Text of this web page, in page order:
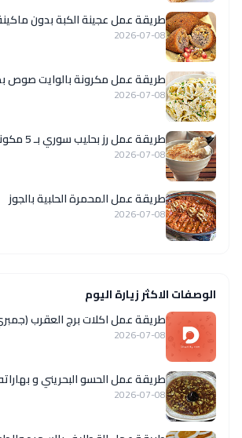
طريقة عمل عجينة الكبة بدون
2026-07-08
طريقة عمل مكرونة بالوايت صوص
2026-07-08
طريقة عمل رز بحليب سوري بـ 5 مكونات
2026-07-08
طريقة عمل المحمرة الحلبية بالجوز
2026-07-08
الوصفات الاكثر زيارة اليوم
طريقة عمل اكلات برج العقرب
2026-07-08
طريقة عمل الحسو البحريني و
2026-07-08